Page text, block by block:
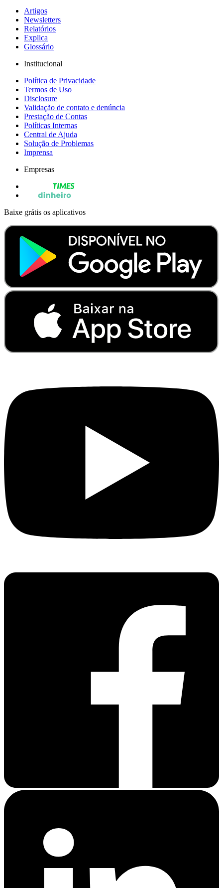
Artigos
Newsletters
Relatórios
Explica
Glossário
Institucional
Política de Privacidade
Termos de Uso
Disclosure
Validação de contato e denúncia
Prestação de Contas
Políticas Internas
Central de Ajuda
Solução de Problemas
Imprensa
Empresas
Baixe grátis os aplicativos